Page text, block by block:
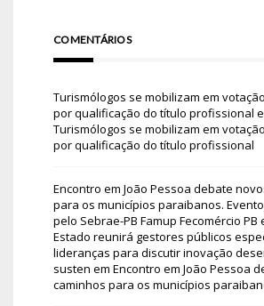
COMENTÁRIOS
Turismólogos se mobilizam em
por qualificação do título profissional
Turismólogos se mobilizam em
por qualificação do título profissional
Encontro em João Pessoa debate
para os municípios paraibanos.
pelo Sebrae-PB Famup Fecomércio PB
Estado reunirá gestores públicos
lideranças para discutir inovação
susten em Encontro em João Pessoa
caminhos para os municípios